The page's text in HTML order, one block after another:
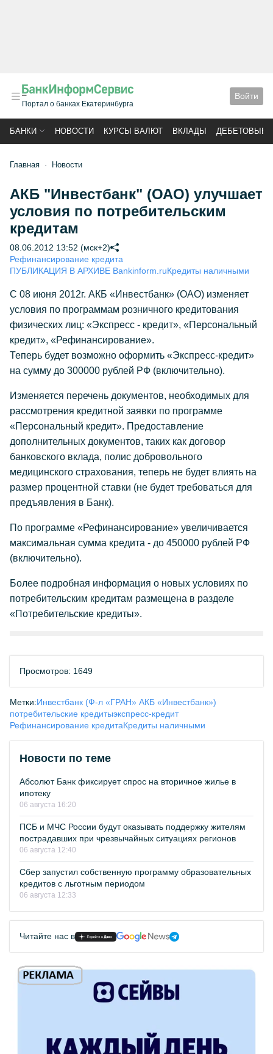
Портал о банках Екатеринбурга
Войти
БАНКИ НОВОСТИ КУРСЫ ВАЛЮТ ВКЛАДЫ ДЕБЕТОВЫЕ
Главная Новости
АКБ "Инвестбанк" (ОАО) улучшает
условия по потребительским
кредитам
08.06.2012 13:52 (мск+2)
Рефинансирование кредита
ПУБЛИКАЦИЯ В АРХИВЕ Bankinform.ruКредиты наличными
С 08 июня 2012г. АКБ «Инвестбанк» (ОАО) изменяет
условия по программам розничного кредитования
физических лиц: «Экспресс - кредит», «Персональный
кредит», «Рефинансирование».
Теперь будет возможно оформить «Экспресс-кредит»
на сумму до 300000 рублей РФ (включительно).
Изменяется перечень документов, необходимых для
рассмотрения кредитной заявки по программе
«Персональный кредит». Предоставление
дополнительных документов, таких как договор
банковского вклада, полис добровольного
медицинского страхования, теперь не будет влиять на
размер процентной ставки (не будет требоваться для
предъявления в Банк).
По программе «Рефинансирование» увеличивается
максимальная сумма кредита - до 450000 рублей РФ
(включительно).
Более подробная информация о новых условиях по
потребительским кредитам размещена в разделе
«Потребительские кредиты».
Просмотров: 1649
Метки:Инвестбанк (Ф-л «ГРАН» АКБ «Инвестбанк»)
потребительские кредитыэкспресс-кредит
Рефинансирование кредитаКредиты наличными
Новости по теме
Абсолют Банк фиксирует спрос на вторичное жилье в
ипотеку
06 августа 16:20
ПСБ и МЧС России будут оказывать поддержку жителям
пострадавших при чрезвычайных ситуациях регионов
06 августа 12:40
Сбер запустил собственную программу образовательных
кредитов с льготным периодом
06 августа 12:33
Читайте нас в